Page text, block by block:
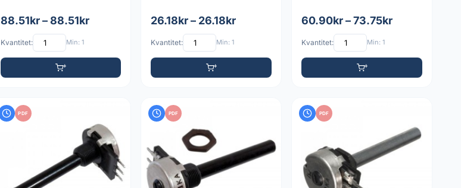
88.51kr – 88.51kr
Kvantitet: Min: 1
26.18kr – 26.18kr
Kvantitet: Min: 1
60.90kr – 73.75kr
Kvantitet: Min: 1
PDF PDF PDF